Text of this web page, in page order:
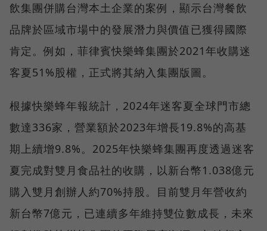
飲集團併購台灣本土企業的案例，顯示台灣餐飲
品牌於區域市場中的發展潛力與價值已獲得國際
肯定。例如，菲律賓快樂蜂集團於2021年收購迷
客夏51%股權，正式將其納入集團版圖。
根據快樂蜂年報統計，2024年迷客夏全球門市總
數達336家，營業額於2023年增長19.8%的高基
期上續增9.8%。2025年快樂蜂集團再度透過迷客
夏完成對雙月食品社的收購，以新台幣1.038億元
購入雙月創辦人約70%持股。目前雙月年營收約
新台幣7億元，已連續多年維持雙位數成長，未來